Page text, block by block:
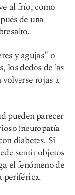
al frío, como
de una
y agujas" o
los dedos de las
volverse rojas a
pueden parecer
(neuropatía
diabetes. Si
sentir objetos
el fenómeno de
periférica.